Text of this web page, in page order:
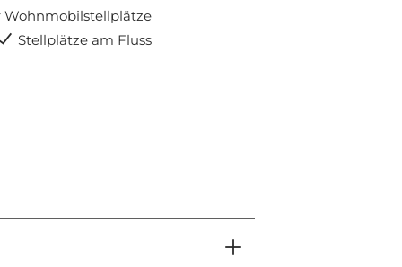
Wohnmobilstellplätze
Stellplätze am Fluss